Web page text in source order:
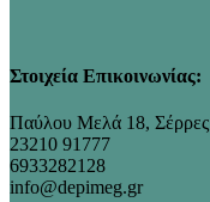
Στοιχεία Επικοινωνίας:
Παύλου Μελά 18, Σέρρες
23210 91777
6933282128
info@depimeg.gr